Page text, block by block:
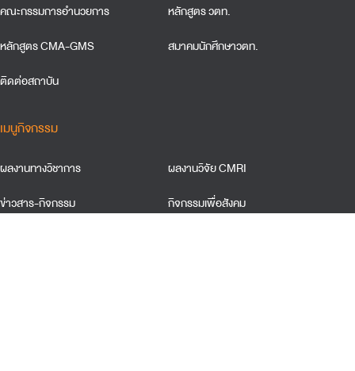
คณะกรรมการอำนวยการ
หลักสูตร วตท.
หลักสูตร CMA-GMS
สมาคมนักศึกษาวตท.
ติดต่อสถาบัน
เมนูกิจกรรม
ผลงานทางวิชาการ
ผลงานวิจัย CMRI
ข่าวสาร-กิจกรรม
กิจกรรมเพื่อสังคม